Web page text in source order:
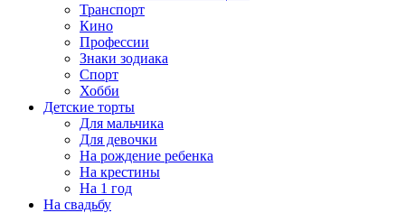
Транспорт
Кино
Профессии
Знаки зодиака
Спорт
Хобби
Детские торты
Для мальчика
Для девочки
На рождение ребенка
На крестины
На 1 год
На свадьбу